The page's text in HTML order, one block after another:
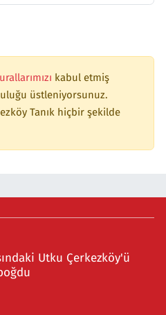
kabul etmiş
üstleniyorsunuz.
Tanık hiçbir şekilde
Utku Çerkezköy'ü